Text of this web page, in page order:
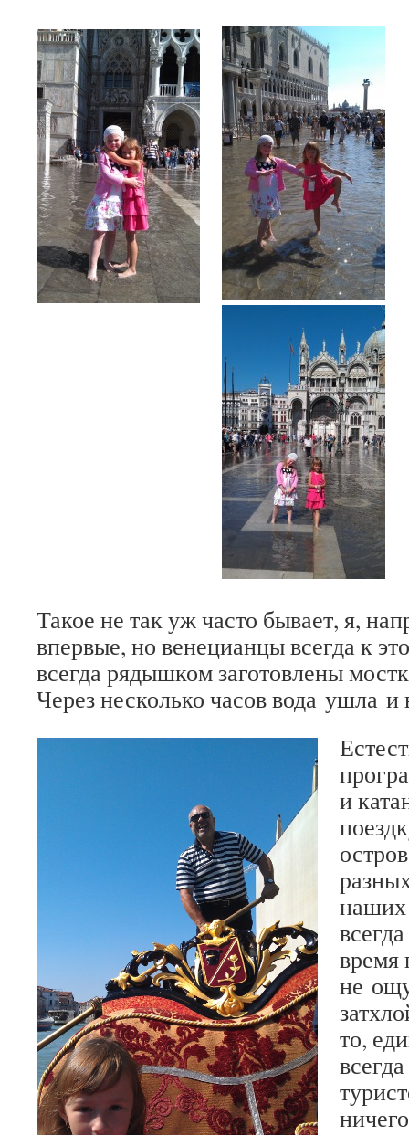
Такое не так уж часто бывает, я,
впервые, но венецианцы всегда к
всегда рядышком заготовлены
Через несколько часов вода ушла и
и
время
не
то,